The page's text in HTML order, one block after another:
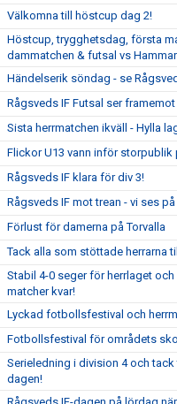
Välkomna till höstcup dag 2!
Höstcup, trygghetsdag, första
dammatchen & futsal vs
Händelserik söndag - se
Rågsveds IF Futsal ser framemot
Sista herrmatchen ikväll - Hylla
Flickor U13 vann inför storpublik
Rågsveds IF klara för div 3!
Rågsveds IF mot trean - vi ses
Förlust för damerna på Torvalla
Tack alla som stöttade herrarna
Stabil 4-0 seger för herrlaget
matcher kvar!
Lyckad fotbollsfestival och
Fotbollsfestival för områdets
Serieledning i division 4 och
dagen!